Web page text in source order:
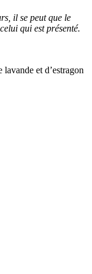
il se peut que le
qui est présenté.
et d’estragon